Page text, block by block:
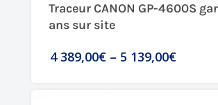
Traceur CANON GP-4600S
ans sur site
4 389,00€ – 5 139,00€